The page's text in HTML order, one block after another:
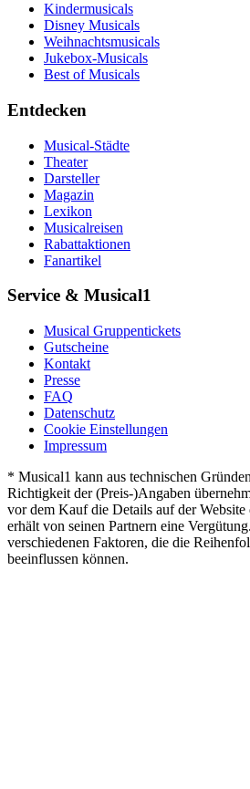
Kindermusicals
Disney Musicals
Weihnachtsmusicals
Jukebox-Musicals
Best of Musicals
Entdecken
Musical-Städte
Theater
Darsteller
Magazin
Lexikon
Musicalreisen
Rabattaktionen
Fanartikel
Service & Musical1
Musical Gruppentickets
Gutscheine
Kontakt
Presse
FAQ
Datenschutz
Cookie Einstellungen
Impressum
* Musical1 kann aus technischen
Richtigkeit der (Preis-)Angaben
vor dem Kauf die Details auf der Website
erhält von seinen Partnern eine
verschiedenen Faktoren, die die
beeinflussen können.